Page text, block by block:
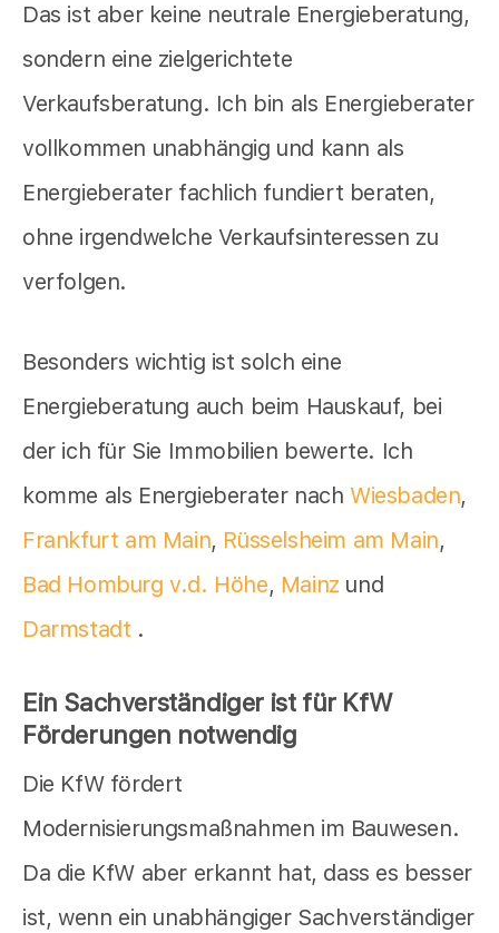
Das ist aber keine neutrale Energieberatung,
sondern eine zielgerichtete
Verkaufsberatung. Ich bin als Energieberater
vollkommen unabhängig und kann als
Energieberater fachlich fundiert beraten,
ohne irgendwelche Verkaufsinteressen zu
verfolgen.
Besonders wichtig ist solch eine
Energieberatung auch beim Hauskauf, bei
der ich für Sie Immobilien bewerte. Ich
komme als Energieberater nach Wiesbaden,
Frankfurt am Main, Rüsselsheim am Main,
Bad Homburg v.d. Höhe, Mainz und
Darmstadt .
Ein Sachverständiger ist für KfW
Förderungen notwendig
Die KfW fördert
Modernisierungsmaßnahmen im Bauwesen.
Da die KfW aber erkannt hat, dass es besser
ist, wenn ein unabhängiger Sachverständiger